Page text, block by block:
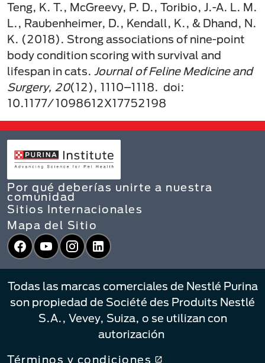
Teng, K. T., McGreevy, P. D., Toribio, J.-A. L. M.
L., Raubenheimer, D., Kendall, K., & Dhand, N.
K. (2018). Strong associations of nine-point
body condition scoring with survival and
lifespan in cats. Journal of Feline Medicine and
Surgery, 20(12), 1110–1118. doi:
10.1177/1098612X17752198
Por qué deberías unirte a nuestra
comunidad
Sitios Internacionales
Mapa del Sitio
Facebook
YouTubeInstagram
LinkedIn
Todas las marcas comerciales de Nestlé Purina
son propiedad de Société des Produits Nestlé
S.A., Vevey, Suiza, o se utilizan con
autorización
Términos y condiciones